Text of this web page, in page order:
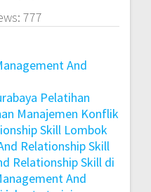
777
And
Pelatihan
Manajemen Konflik
Skill Lombok
Relationship Skill
Relationship Skill di
And